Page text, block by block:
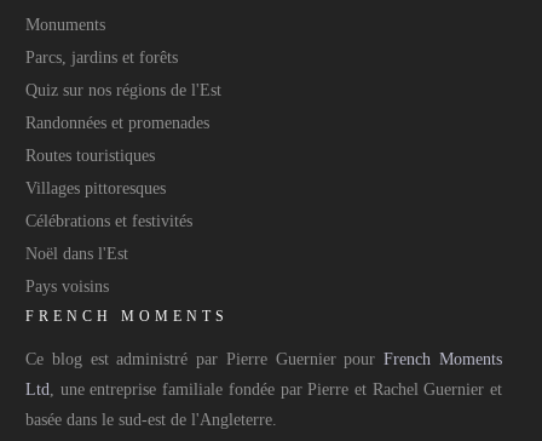
Monuments
Parcs, jardins et forêts
Quiz sur nos régions de l'Est
Randonnées et promenades
Routes touristiques
Villages pittoresques
Célébrations et festivités
Noël dans l'Est
Pays voisins
FRENCH MOMENTS
Ce blog est administré par Pierre Guernier pourFrench Moments
Ltd, une entreprise familiale fondée par Pierre et Rachel Guernier et
basée dans le sud-est de l'Angleterre.